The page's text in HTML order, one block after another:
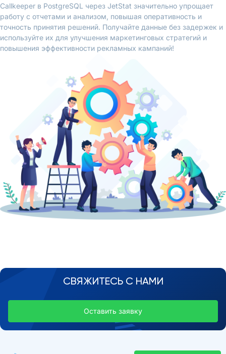
Callkeeper в PostgreSQL через JetStat значительно упрощает
работу с отчетами и анализом, повышая оперативность и
точность принятия решений. Получайте данные без задержек и
используйте их для улучшения маркетинговых стратегий и
повышения эффективности рекламных кампаний!
СВЯЖИТЕСЬ С НАМИ
Оставить заявку